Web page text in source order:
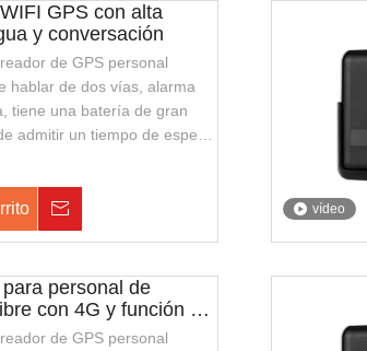
GPS con alta
y conversación
de GPS personal
hablar de dos vías, alarma
tiene una batería de gran
admitir un tiempo de espera
de seguridad o policía
vídeo
personal de
con 4G y función de
de GPS personal